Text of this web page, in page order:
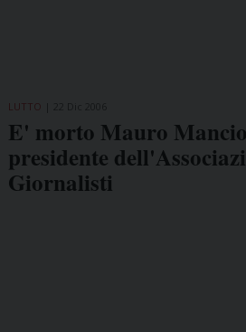
LUTTO
E' morto Mauro
presidente
Giornalisti